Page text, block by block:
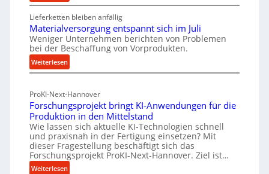
s
t
r
e
r
s
a
t
z
ü
r
n
a
h
a
l
t
i
g
R
o
l
l
e
n
f
h
r
u
n
g
e
n
Lieferketten bleiben anfällig
Materialversorgung entspannt sich im Juli
Weniger Unternehmen berichten von Problemen
bei der Beschaffung von Vorprodukten.
Weiterlesen:
M
t
e
r
i
a
l
v
ProKI-Next-Hannover
Forschungsprojekt bringt KI-Anwendungen für die
Produktion in den Mittelstand
Wie lassen sich aktuelle KI-Technologien schnell
und praxisnah in der Fertigung einsetzen? Mit
dieser Fragestellung beschäftigt sich das
Forschungsprojekt ProKI-Next-Hannover. Ziel ist…
Weiterlesen: